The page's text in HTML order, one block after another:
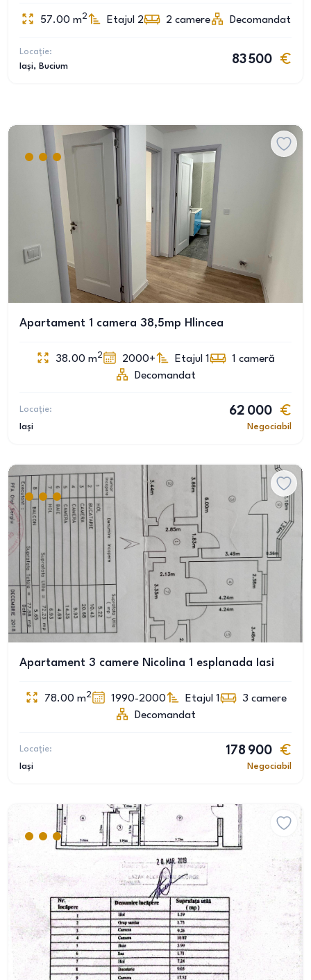
57.00 m2 Etajul 2 2 camere Decomandat
Locație:
Iași, Bucium
83 500
Apartament 1 camera 38,5mp Hlincea
38.00 m2 2000+ Etajul 1 1 cameră
Decomandat
Locație:
Iași
62 000
Negociabil
Apartament 3 camere Nicolina 1 esplanada Iasi
78.00 m2 1990-2000 Etajul 1 3 camere
Decomandat
Locație:
Iași
178 900
Negociabil